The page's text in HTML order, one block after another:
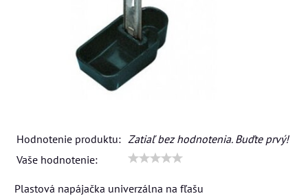
Hodnotenie produktu: Zatiaľ bez hodnotenia. Buďte prvý!
Vaše hodnotenie:
Plastová napájačka univerzálna na fľašu